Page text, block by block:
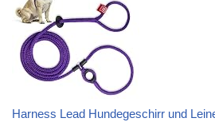
Harness Lead Hundegeschirr und